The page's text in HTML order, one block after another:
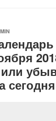
сегодня